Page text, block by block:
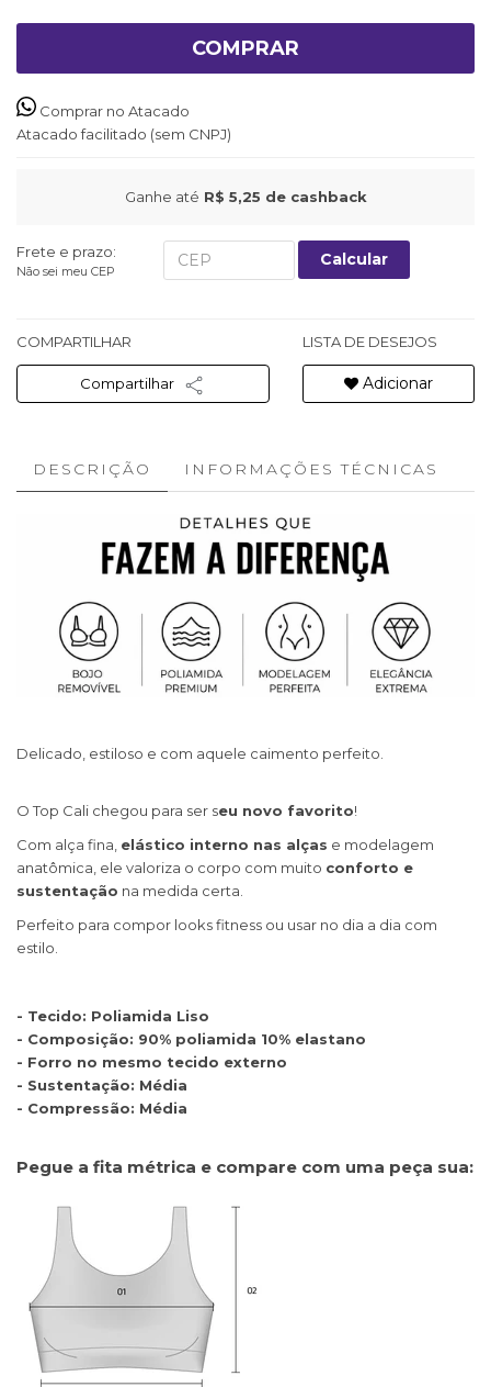
COMPRAR
Comprar no Atacado
Atacado facilitado (sem CNPJ)
Ganhe até R$ 5,25 de cashback
Frete e prazo:
Não sei meu CEP
Calcular
COMPARTILHAR
Compartilhar
LISTA DE DESEJOS
Adicionar
DESCRIÇÃO INFORMAÇÕES TÉCNICAS
Delicado, estiloso e com aquele caimento perfeito.
O Top Cali chegou para ser seu novo favorito!
Com alça fina, elástico interno nas alças e modelagem
anatômica, ele valoriza o corpo com muito conforto e
sustentação na medida certa.
Perfeito para compor looks fitness ou usar no dia a dia com
estilo.
- Tecido: Poliamida Liso
- Composição: 90% poliamida 10% elastano
- Forro no mesmo tecido externo
- Sustentação: Média
- Compressão: Média
Pegue a fita métrica e compare com uma peça sua: